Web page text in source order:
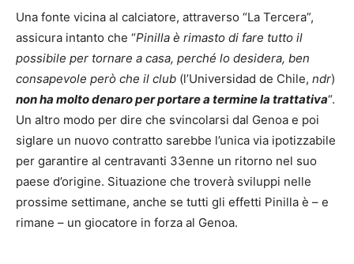
Una fonte vicina al calciatore, attraverso “La Tercera”,
assicura intanto che “Pinilla è rimasto di fare tutto il
possibile per tornare a casa, perché lo desidera, ben
consapevole però che il club (l’Universidad de Chile, ndr)
non ha molto denaro per portare a termine la trattativa“.
Un altro modo per dire che svincolarsi dal Genoa e poi
siglare un nuovo contratto sarebbe l’unica via ipotizzabile
per garantire al centravanti 33enne un ritorno nel suo
paese d’origine. Situazione che troverà sviluppi nelle
prossime settimane, anche se tutti gli effetti Pinilla è – e
rimane – un giocatore in forza al Genoa.